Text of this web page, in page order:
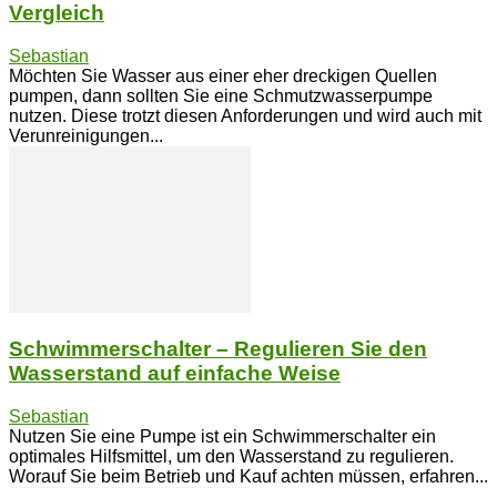
Vergleich
Sebastian
Möchten Sie Wasser aus einer eher dreckigen Quellen
pumpen, dann sollten Sie eine Schmutzwasserpumpe
nutzen. Diese trotzt diesen Anforderungen und wird auch mit
Verunreinigungen...
Schwimmerschalter – Regulieren Sie den
Wasserstand auf einfache Weise
Sebastian
Nutzen Sie eine Pumpe ist ein Schwimmerschalter ein
optimales Hilfsmittel, um den Wasserstand zu regulieren.
Worauf Sie beim Betrieb und Kauf achten müssen, erfahren...